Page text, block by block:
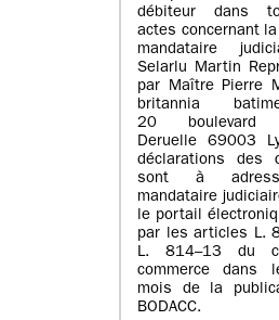
débiteur dans
actes concernant
mandataire
Selarlu Martin
par Maître Pierre
britannia
20 boulevard
Deruelle 69003
déclarations des
sont à
mandataire
le portail
par les articles L.
L. 814–13 du
commerce dans
mois de la
BODACC.